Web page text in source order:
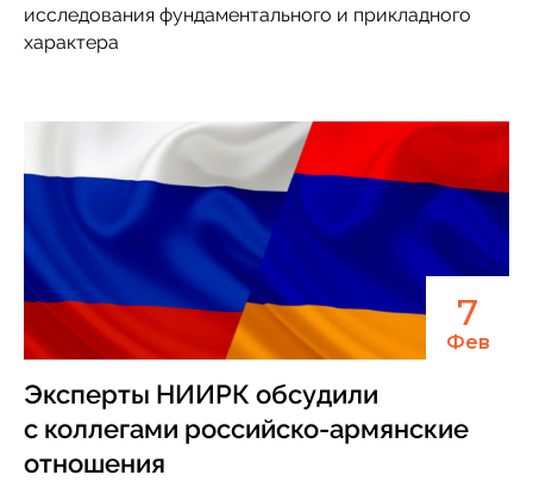
исследования фундаментального и прикладного
характера
7
Фев
Эксперты НИИРК обсудили
с коллегами российско-армянские
отношения